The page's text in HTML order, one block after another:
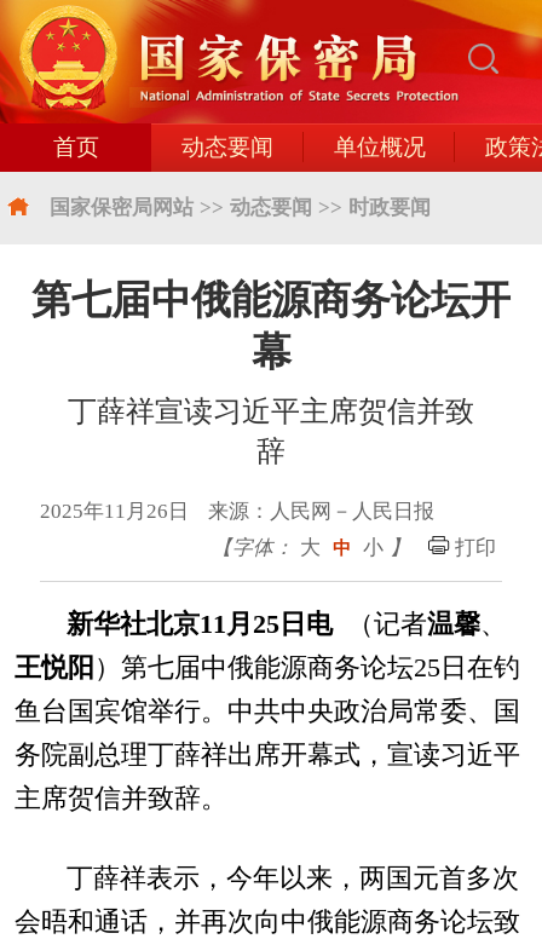
首页 动态要闻 单位概况 政策
国家保密局网站 >> 动态要闻 >> 时政要闻
第七届中俄能源商务论坛开
幕
丁薛祥宣读习近平主席贺信并致
辞
2025年11月26日 来源：人民网－人民日报
【字体： 大 中 小 】 打印
新华社北京11月25日电（记者温馨、
王悦阳 ）第七届中俄能源商务论坛25日在钓
鱼台国宾馆举行。中共中央政治局常委、国
务院副总理丁薛祥出席开幕式，宣读习近平
主席贺信并致辞。
丁薛祥表示，今年以来，两国元首多次
会晤和通话，并再次向中俄能源商务论坛致